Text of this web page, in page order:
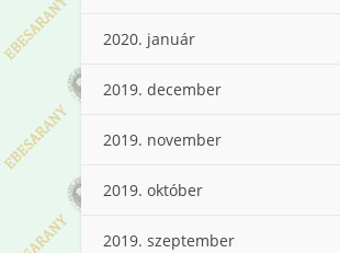
2020. január
2019. december
2019. november
2019. október
2019. szeptember